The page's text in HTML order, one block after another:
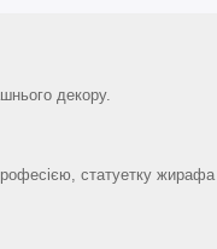
декору.
статуетку жирафа